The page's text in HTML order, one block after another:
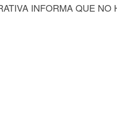
INFORMA QUE